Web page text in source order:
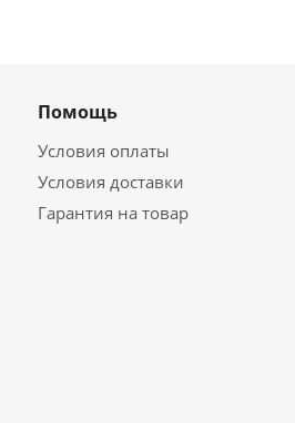
Помощь
Условия оплаты
Условия доставки
Гарантия на товар